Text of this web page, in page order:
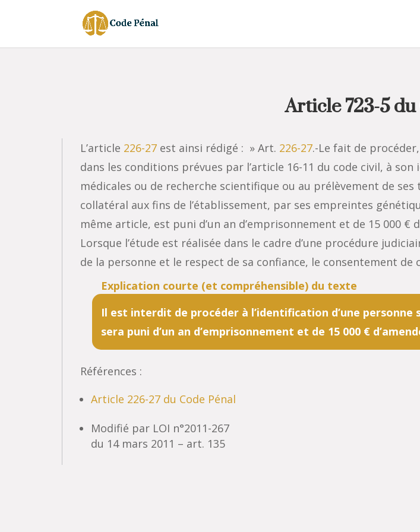
Article 723-5
L’article 226-27 est ainsi rédigé : » Art. 226-27.-Le fait de
dans les conditions prévues par l’article 16-11 du code civil, à
médicales ou de recherche scientifique ou au prélèvement de
collatéral aux fins de l’établissement, par ses empreintes
même article, est puni d’un an d’emprisonnement et de 15 000 €
Lorsque l’étude est réalisée dans le cadre d’une procédure
de la personne et le respect de sa confiance, le consentement de
Il est interdit de procéder à l’identification d’une personne
sera puni d’un an d’emprisonnement et de 15 000 €
Références :
Article 226-27 du Code Pénal
Modifié par LOI n°2011-267
du 14 mars 2011 – art. 135